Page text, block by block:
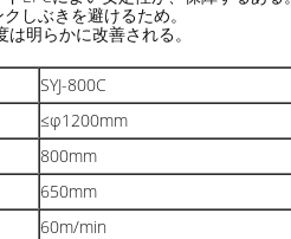
しぶきを避けるため。
明らかに改善される。
SYJ-800C
≤φ1200mm
800mm
650mm
60m/min